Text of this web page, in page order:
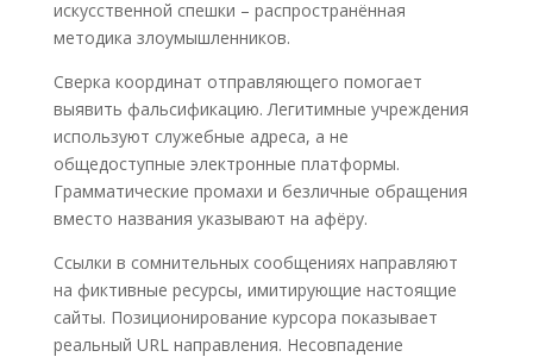
искусственной спешки – распространённая
методика злоумышленников.
Сверка координат отправляющего помогает
выявить фальсификацию. Легитимные учреждения
используют служебные адреса, а не
общедоступные электронные платформы.
Грамматические промахи и безличные обращения
вместо названия указывают на афёру.
Ссылки в сомнительных сообщениях направляют
на фиктивные ресурсы, имитирующие настоящие
сайты. Позиционирование курсора показывает
реальный URL направления. Несовпадение